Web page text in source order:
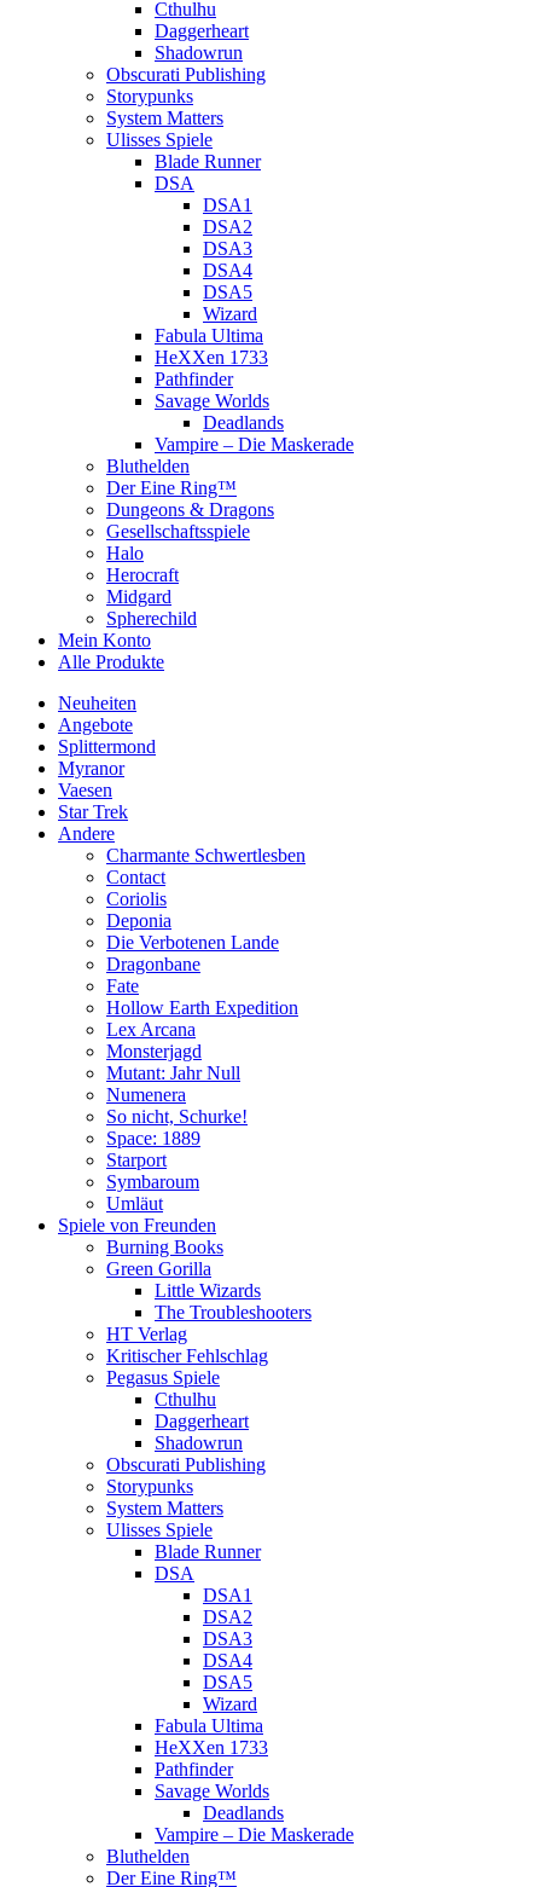
Cthulhu
Daggerheart
Shadowrun
Obscurati Publishing
Storypunks
System Matters
Ulisses Spiele
Blade Runner
DSA
DSA1
DSA2
DSA3
DSA4
DSA5
Wizard
Fabula Ultima
HeXXen 1733
Pathfinder
Savage Worlds
Deadlands
Vampire – Die Maskerade
Bluthelden
Der Eine Ring™
Dungeons & Dragons
Gesellschaftsspiele
Halo
Herocraft
Midgard
Spherechild
Mein Konto
Alle Produkte
Neuheiten
Angebote
Splittermond
Myranor
Vaesen
Star Trek
Andere
Charmante Schwertlesben
Contact
Coriolis
Deponia
Die Verbotenen Lande
Dragonbane
Fate
Hollow Earth Expedition
Lex Arcana
Monsterjagd
Mutant: Jahr Null
Numenera
So nicht, Schurke!
Space: 1889
Starport
Symbaroum
Umläut
Spiele von Freunden
Burning Books
Green Gorilla
Little Wizards
The Troubleshooters
HT Verlag
Kritischer Fehlschlag
Pegasus Spiele
Cthulhu
Daggerheart
Shadowrun
Obscurati Publishing
Storypunks
System Matters
Ulisses Spiele
Blade Runner
DSA
DSA1
DSA2
DSA3
DSA4
DSA5
Wizard
Fabula Ultima
HeXXen 1733
Pathfinder
Savage Worlds
Deadlands
Vampire – Die Maskerade
Bluthelden
Der Eine Ring™